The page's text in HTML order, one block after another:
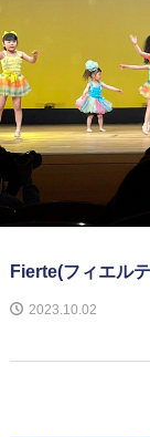
Fierte(フィエル
2023.10.02